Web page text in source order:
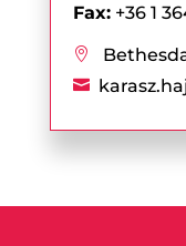
Fax:+36 1

